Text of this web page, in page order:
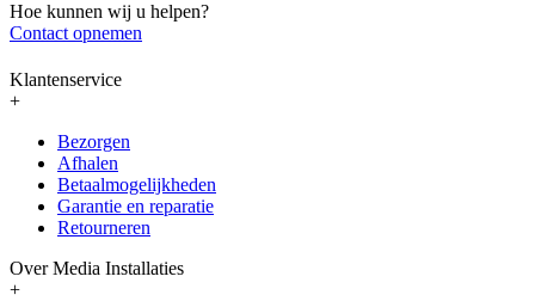
Hoe kunnen wij u helpen?
Contact opnemen
Klantenservice
+
Bezorgen
Afhalen
Betaalmogelijkheden
Garantie en reparatie
Retourneren
Over Media Installaties
+